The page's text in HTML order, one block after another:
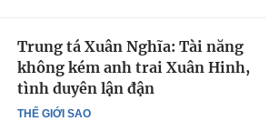
THẾ GIỚI SAO
Trung tá Xuân Nghĩa: Tài năng
không kém anh trai Xuân Hinh,
tình duyên lận đận